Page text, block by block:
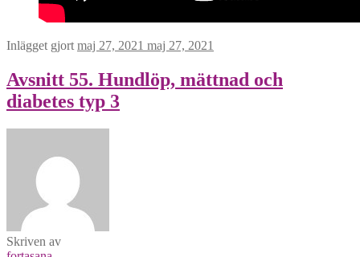
Inlägget gjort maj 27, 2021 maj 27, 2021
Avsnitt 55. Hundlöp, mättnad och
diabetes typ 3
Skriven av